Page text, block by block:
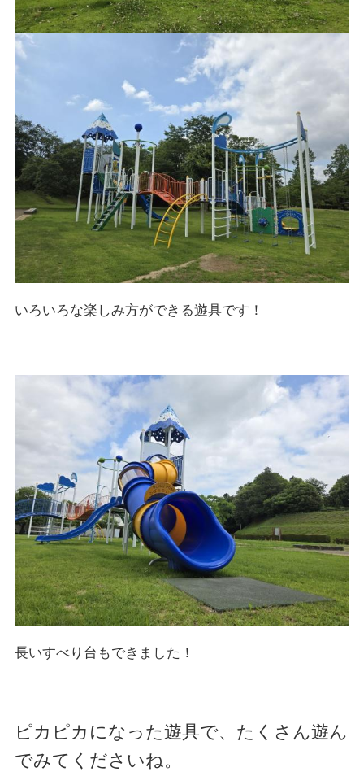
いろいろな楽しみ方ができる遊具です！
長いすべり台もできました！
ピカピカになった遊具で、たくさん遊ん
でみてくださいね。